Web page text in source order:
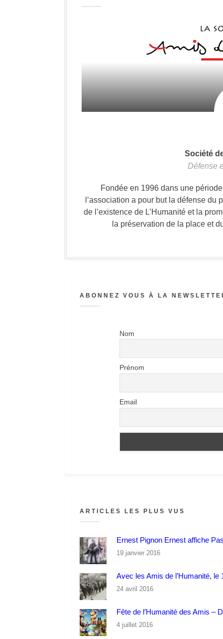
Société
Défense
Fondée en 1996 dans une
l’association a pour but la défense
de l’existence de L’Humanité et la
la préservation de la place et
ABONNEZ VOUS À LA
Nom
Prénom
Email
ARTICLES LES PLUS VUS
Ernest Pignon Ernest affiche
19 janvier 2016
Avec les Amis de l’Humanité, le
24 avril 2016
Fête de l’Humanité des Amis –
4 juillet 2016